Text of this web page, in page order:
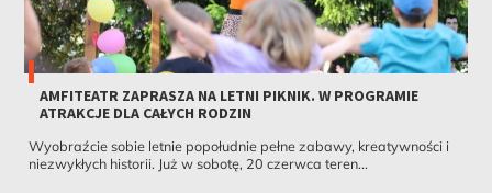
AMFITEATR ZAPRASZA NA LETNI PIKNIK. W PROGRAMIE
ATRAKCJE DLA CAŁYCH RODZIN
Wyobraźcie sobie letnie popołudnie pełne zabawy, kreatywności i
niezwykłych historii. Już w sobotę, 20 czerwca teren...